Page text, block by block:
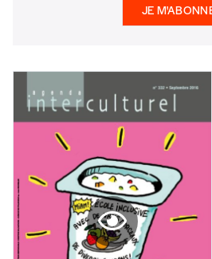
Offre découverte
Vous souhaitez découvrir
offrons les deux derniers
Je souhaite
découverte
JE